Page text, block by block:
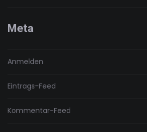
Meta
Anmelden
Eintrags-Feed
Kommentar-Feed